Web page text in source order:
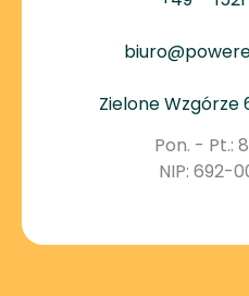
Zielone Wzgórze
Pon. - Pt.:
NIP: 692-